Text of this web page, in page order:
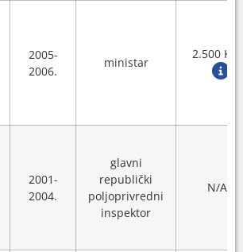
2005-
2006.
ministar
2.500 KM
2001-
2004.
glavni
republički
poljoprivredni
inspektor
N/A